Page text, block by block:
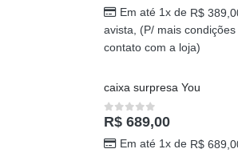
Em até 1x de R$
avista, (P/ mais
contato com a loja)
caixa surpresa You
0out of 5
R$ 689,00
Em até 1x de R$